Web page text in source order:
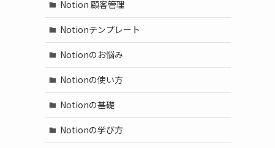
Notion 顧客管理
Notionテンプレート
Notionのお悩み
Notionの使い方
Notionの基礎
Notionの学び方